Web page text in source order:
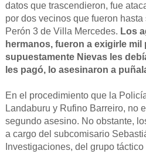
datos que trascendieron, fue
por dos vecinos que fueron
Perón 3 de Villa Mercedes. Los
hermanos, fueron a exigirle mil
supuestamente Nievas les
les pagó, lo asesinaron a
En el procedimiento que la
Landaburu y Rufino Barreiro, no
segundo asesino. No obstante,
a cargo del subcomisario
Investigaciones, del grupo